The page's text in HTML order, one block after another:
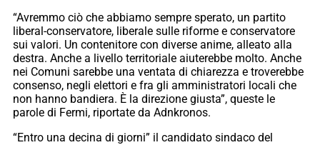
“Avremmo ciò che abbiamo sempre sperato, un partito
liberal-conservatore, liberale sulle riforme e conservatore
sui valori. Un contenitore con diverse anime, alleato alla
destra. Anche a livello territoriale aiuterebbe molto. Anche
nei Comuni sarebbe una ventata di chiarezza e troverebbe
consenso, negli elettori e fra gli amministratori locali che
non hanno bandiera. È la direzione giusta”, queste le
parole di Fermi, riportate da Adnkronos.
“Entro una decina di giorni” il candidato sindaco del